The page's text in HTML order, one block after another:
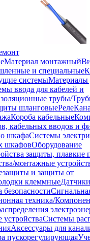
Материал монтажный
и специальные
системыМатериалы
ввода для кабелей и
трубы/
шланговыеРеле
Короба кабельные
кабельных вводов и
шкафаСистемы
шкафовОборудование
защиты, плавкие
монтажные
и защиты от
клеммные
безопасности
техника/
устройстваСистемы
Аксессуары для
пускорегулирующая